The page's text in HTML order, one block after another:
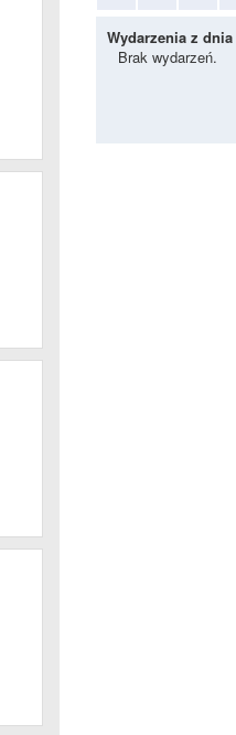
Wydarzenia z dnia
Brak wydarzeń.